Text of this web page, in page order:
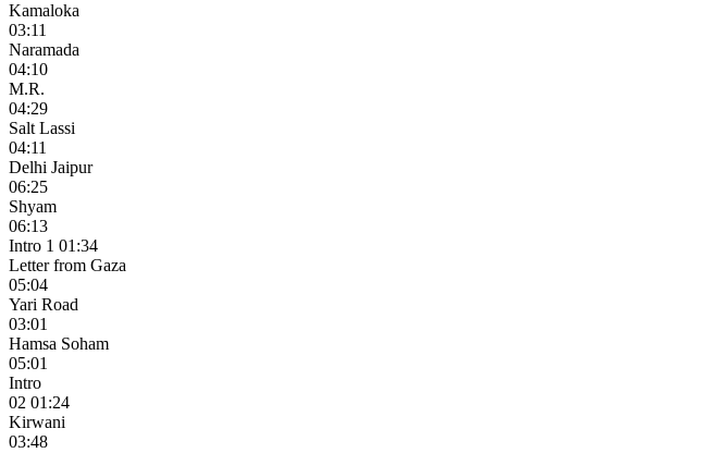
Kamaloka
03:11
Naramada
04:10
M.R.
04:29
Salt Lassi
04:11
Delhi Jaipur
06:25
Shyam
06:13
Intro 1 01:34
Letter from Gaza
05:04
Yari Road
03:01
Hamsa Soham
05:01
Intro
02 01:24
Kirwani
03:48